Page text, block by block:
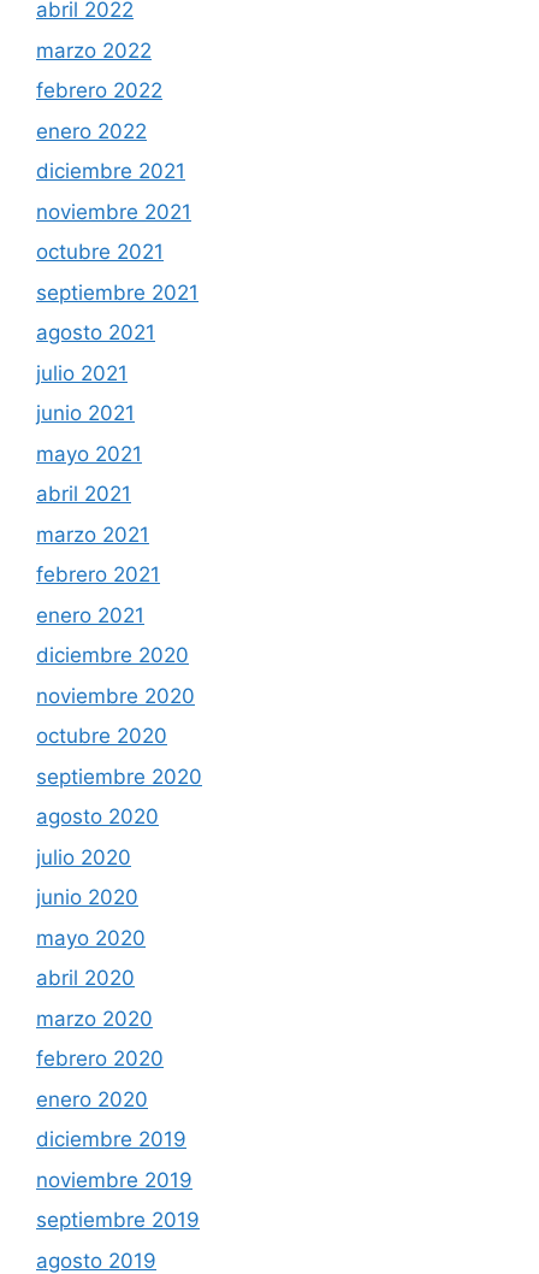
abril 2022
marzo 2022
febrero 2022
enero 2022
diciembre 2021
noviembre 2021
octubre 2021
septiembre 2021
agosto 2021
julio 2021
junio 2021
mayo 2021
abril 2021
marzo 2021
febrero 2021
enero 2021
diciembre 2020
noviembre 2020
octubre 2020
septiembre 2020
agosto 2020
julio 2020
junio 2020
mayo 2020
abril 2020
marzo 2020
febrero 2020
enero 2020
diciembre 2019
noviembre 2019
septiembre 2019
agosto 2019